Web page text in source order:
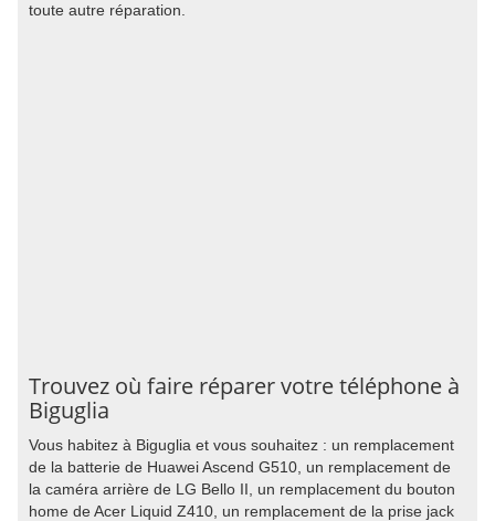
toute autre réparation.
Trouvez où faire réparer votre téléphone à
Biguglia
Vous habitez à Biguglia et vous souhaitez : un remplacement
de la batterie de Huawei Ascend G510, un remplacement de
la caméra arrière de LG Bello II, un remplacement du bouton
home de Acer Liquid Z410, un remplacement de la prise jack